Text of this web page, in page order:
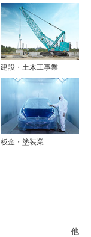
建設・土木工事業
板金・塗装業
他